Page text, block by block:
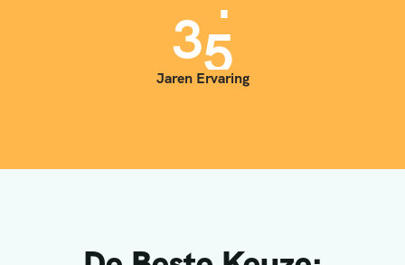
35
Jaren Ervaring